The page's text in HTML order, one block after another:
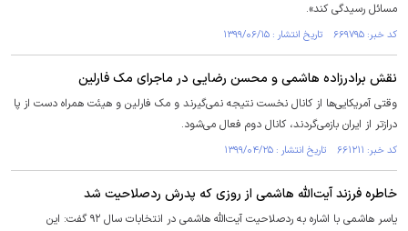
مسائل رسیدگی کند».
کد خبر: ۶۶۹۷۹۵ تاریخ انتشار : ۱۳۹۹/۰۶/۱۵
نقش برادرزاده هاشمی و محسن رضایی در ماجرای مک فارلین
وقتی آمریکایی‌ها از کانال نخست نتیجه نمی‌گیرند و مک فارلین و هیئت همراه دست از پا
درازتر از ایران بازمی‌گردند، کانال دوم فعال می‌شود.
کد خبر: ۶۶۱۲۱۱ تاریخ انتشار : ۱۳۹۹/۰۴/۲۵
خاطره فرزند آیت‌الله هاشمی از روزی که پدرش ردصلاحیت شد
یاسر هاشمی با اشاره به ردصلاحیت آیت‌الله هاشمی در انتخابات سال ۹۲ گفت: این